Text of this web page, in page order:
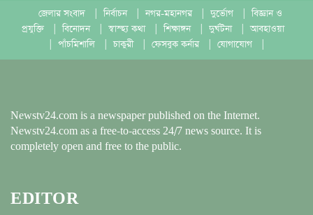
জেলার সংবাদ নির্বাচন নগর-মহানগর দুর্ভোগ
বিজ্ঞান ও
প্রযুক্তি
বিনোদন স্বাস্হ্য কথা শিক্ষাঙ্গন দুর্ঘটনা
আবহাওয়া
পাঁচমিশালি চাকুরী ফেসবুক কর্নার যোগাযোগ
Newstv24.com is a newspaper published on the Internet.
Newstv24.com as a free-to-access 24/7 news source. It is
completely open and free to the public.
EDITOR